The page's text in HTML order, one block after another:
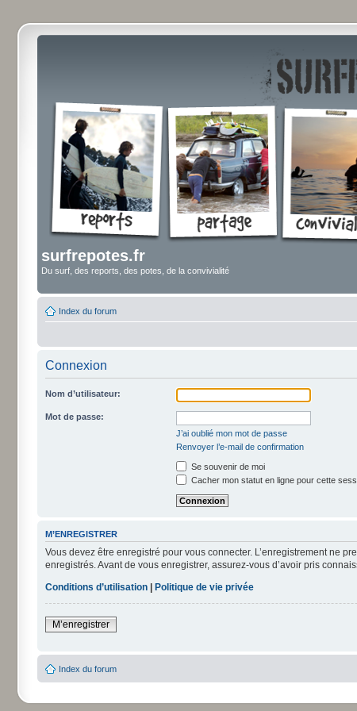
surfrepotes.fr
Du surf, des reports, des potes, de la convivialité
Index du forum
Connexion
Nom d’utilisateur:
Mot de passe:
J’ai oublié mon mot de passe
Renvoyer l’e-mail de confirmation
Se souvenir de moi
Cacher mon statut en ligne pour cette
M’ENREGISTRER
Vous devez être enregistré pour vous connecter. L’enregistrement ne
enregistrés. Avant de vous enregistrer, assurez-vous d’avoir pris
Conditions d’utilisation
Politique de vie privée
M’enregistrer
Index du forum